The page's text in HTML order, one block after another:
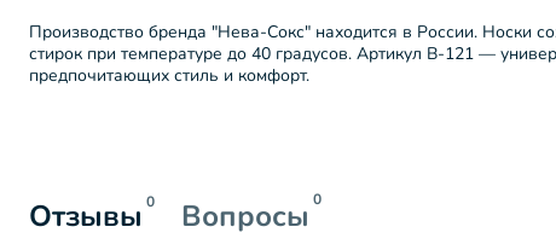
Производство бренда "Нева-Сокс" находится в России. Носки
стирок при температуре до 40 градусов. Артикул В-121 —
предпочитающих стиль и комфорт.
Отзывы 0 Вопросы 0